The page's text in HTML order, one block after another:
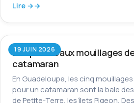
Lire →
19 JUIN 2026
Les plus beaux mouillages
catamaran
En Guadeloupe, les cinq
pour un catamaran sont la baie
de Petite-Terre, les îlets Pigeon,